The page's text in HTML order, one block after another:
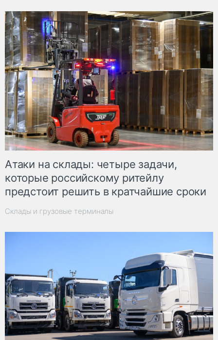
Атаки на склады: четыре задачи,
которые российскому ритейлу
предстоит решить в кратчайшие сроки
Склады и грузовые терминалы